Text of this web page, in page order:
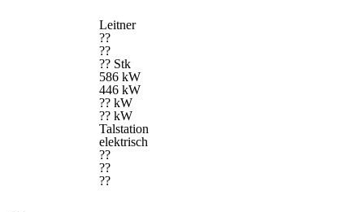
Leitner
??
??
?? Stk
586 kW
446 kW
?? kW
?? kW
Talstation
elektrisch
??
??
??